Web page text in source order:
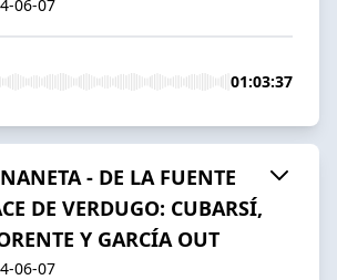
06-07
01:03:37
- DE LA FUENTE
DE VERDUGO: CUBARSÍ,
Y GARCÍA OUT
06-07